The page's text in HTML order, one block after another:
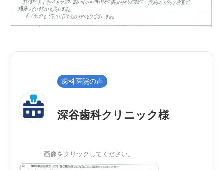
歯科医院の声
深谷歯科クリニック様
画像をクリックしてください。